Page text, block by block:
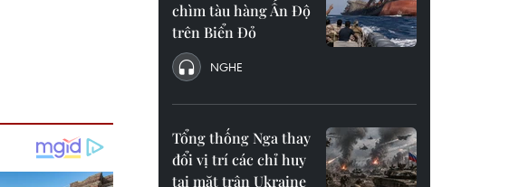
chìm tàu hàng Ấn Độ
trên Biển Đỏ
NGHE
Tổng thống Nga thay
đổi vị trí các chỉ huy
tại mặt trận Ukraine